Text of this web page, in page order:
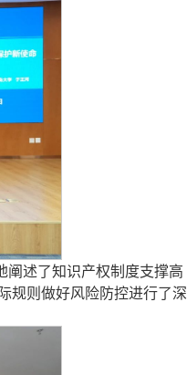
述了知识产权制度支撑高
规则做好风险防控进行了深